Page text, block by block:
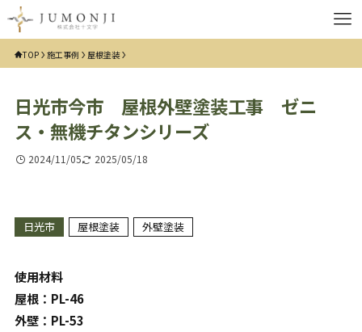
TOP 施工事例 屋根塗装
日光市今市 屋根外壁塗装工事 ゼニ
ス・無機チタンシリーズ
2024/11/05 2025/05/18
日光市 屋根塗装 外壁塗装
使用材料
屋根：PL-46
外壁：PL-53